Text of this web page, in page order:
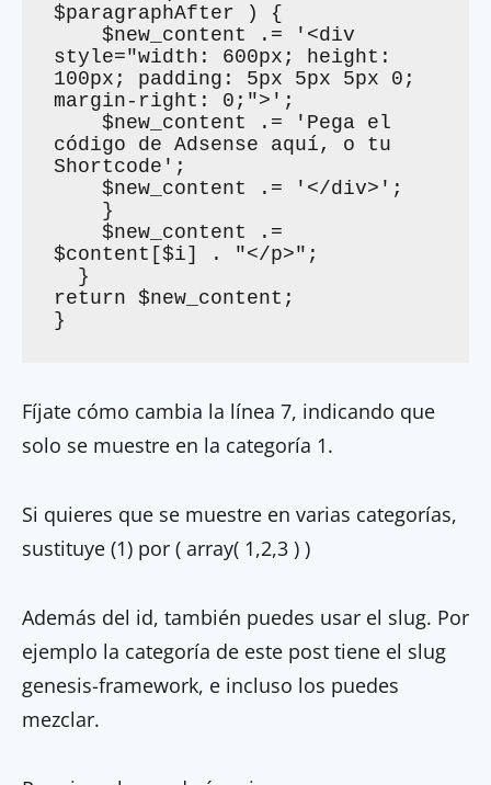
$paragraphAfter ) {
    $new_content .= '<div
style="width: 600px; height:
100px; padding: 5px 5px 5px 0;
margin-right: 0;">';
    $new_content .= 'Pega el
código de Adsense aquí, o tu
Shortcode';
    $new_content .= '</div>';
    $new_content .=
$content[$i] . "</p>";
return $new_content;
}
Fíjate cómo cambia la línea 7, indicando que
solo se muestre en la categoría 1.
Si quieres que se muestre en varias categorías,
sustituye (1) por ( array( 1,2,3 ) )
Además del id, también puedes usar el slug. Por
ejemplo la categoría de este post tiene el slug
genesis-framework, e incluso los puedes
mezclar.